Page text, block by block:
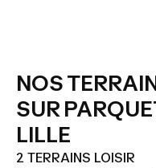
NOS
SUR
LILLE
2 TERRAINS LOISIR